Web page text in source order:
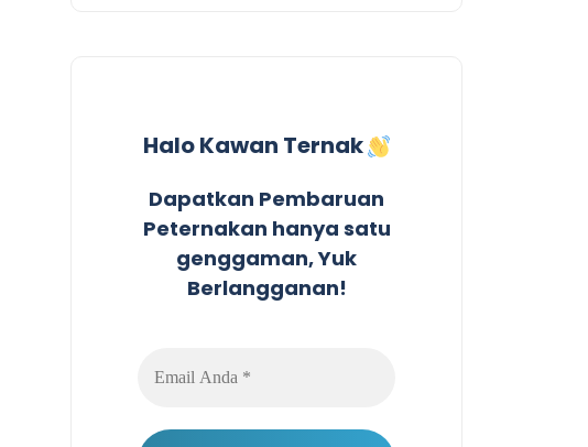
Halo Kawan Ternak
Dapatkan Pembaruan
Peternakan hanya satu
genggaman, Yuk
Berlangganan!